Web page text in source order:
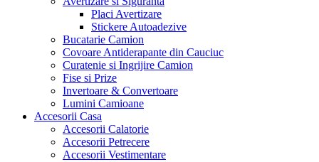
Placi Avertizare
Stickere Autoadezive
Bucatarie Camion
Covoare Antiderapante din Cauciuc
Curatenie si Ingrijire Camion
Fise si Prize
Invertoare & Convertoare
Lumini Camioane
Accesorii Casa
Accesorii Calatorie
Accesorii Petrecere
Accesorii Vestimentare